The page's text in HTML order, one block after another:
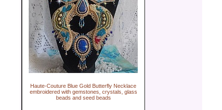
Haute-Couture Blue Gold Butterfly Necklace
embroidered with gemstones, crystals, glass
beads and seed beads